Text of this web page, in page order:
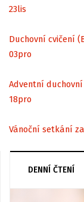
23lis
Duchovní cvičení
03pro
Adventní
18pro
Vánoční setkání
DENNÍ ČTENÍ